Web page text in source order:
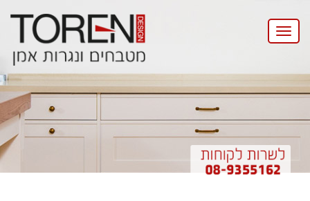
Toggle
navigation